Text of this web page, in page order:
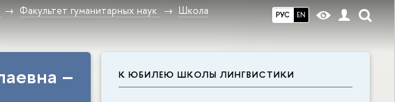
РУС EN
Факультет гуманитарных наук
Школа
К ЮБИЛЕЮ ШКОЛЫ ЛИНГВИСТИКИ
–